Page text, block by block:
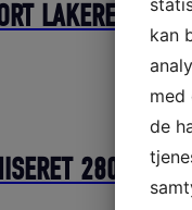
LAKERET 4,5
280 MM
kan
med
de